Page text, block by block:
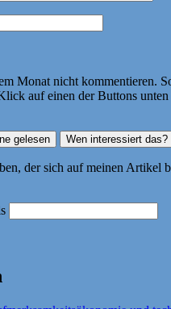
Monat nicht kommentieren.
auf einen der Buttons unten
der sich auf meinen